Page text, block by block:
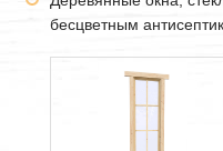
бесцветным